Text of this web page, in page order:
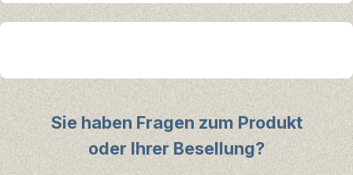
Sie haben Fragen zum Produkt
oder Ihrer Besellung?